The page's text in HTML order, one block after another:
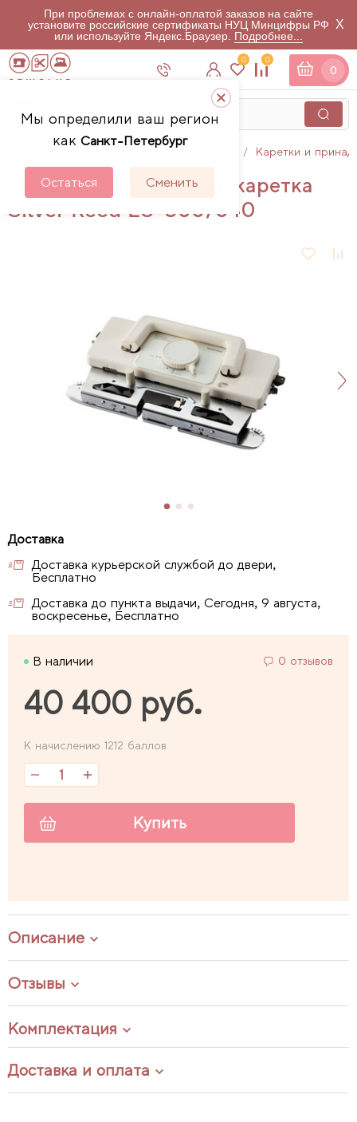
При проблемах с онлайн-оплатой заказов на сайте
установите российские сертификаты НУЦ Минцифры РФ
или используйте Яндекс.Браузер. Подробнее...
X
Мы определили ваш регион
как Санкт-Петербург
Остаться Сменить
0 0
0
Вязальная техника Каретки и
Ажурная электронная каретка
Silver Reed LC-580/840
Доставка курьерской службой до двери,
Бесплатно
Доставка до пункта выдачи, Сегодня, 9 августа,
воскресенье, Бесплатно
В наличии 0 отзывов
40 400 руб.
К начислению 1212 баллов
Купить
Описание
Отзывы
Комплектация
Доставка и оплата